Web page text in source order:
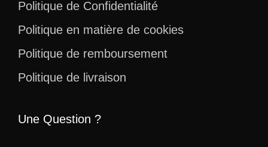
Politique de Confidentialité
Politique en matière de cookies
Politique de remboursement
Politique de livraison
Une Question ?